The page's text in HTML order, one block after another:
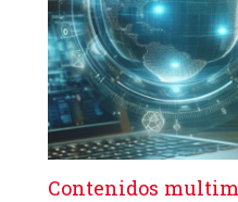
Contenidos